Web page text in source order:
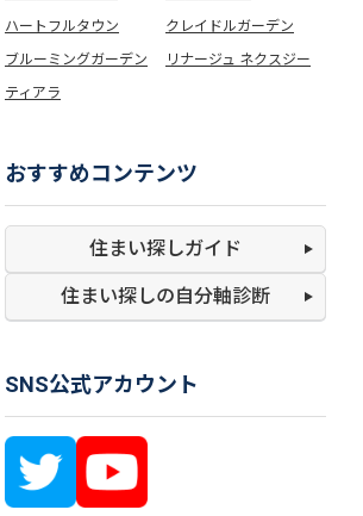
ハートフルタウン
クレイドルガーデン
ブルーミングガーデン
リナージュ ネクスジー
ティアラ
おすすめコンテンツ
住まい探しガイド
住まい探しの自分軸診断
SNS公式アカウント